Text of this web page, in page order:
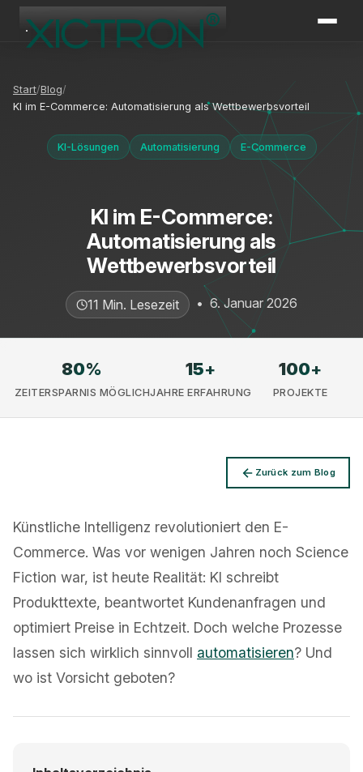
Start Blog
KI im E-Commerce: Automatisierung als Wettbewerbsvorteil
KI-Lösungen Automatisierung E-Commerce
KI im E-Commerce:
Automatisierung als
Wettbewerbsvorteil
11 Min. Lesezeit • 6. Januar 2026
80%
ZEITERSPARNIS MÖGLICH
15+
JAHRE ERFAHRUNG
100+
PROJEKTE
Zurück zum Blog
Künstliche Intelligenz revolutioniert den E-
Commerce. Was vor wenigen Jahren noch Science
Fiction war, ist heute Realität: KI schreibt
Produkttexte, beantwortet Kundenanfragen und
optimiert Preise in Echtzeit. Doch welche Prozesse
lassen sich wirklich sinnvoll automatisieren? Und
wo ist Vorsicht geboten?
XICTRON
Datenschutz